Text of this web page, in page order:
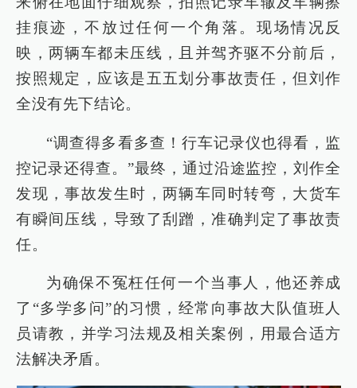
挂痕迹，不放过任何一个角落。现场情况反
映，两辆车都未压线，且并驾齐驱不分前后，
按照规定，应该是五五划分事故责任，但刘作
全没有先下结论。
“调查得多看多查！行车记录仪也得看，监
控记录还得查。”最终，通过沿途监控，刘作全
发现，事故发生时，两辆车同时转弯，大货车
有瞬间压线，导致了刮蹭，准确判定了事故责
任。
为确保不冤枉任何一个当事人，他还养成
了“多学多问”的习惯，经常向事故大队值班人
员请教，并学习法规及相关案例，用最合适方
法解决矛盾。